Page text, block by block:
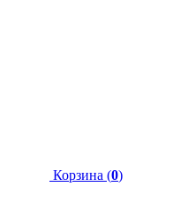
Корзина (0)